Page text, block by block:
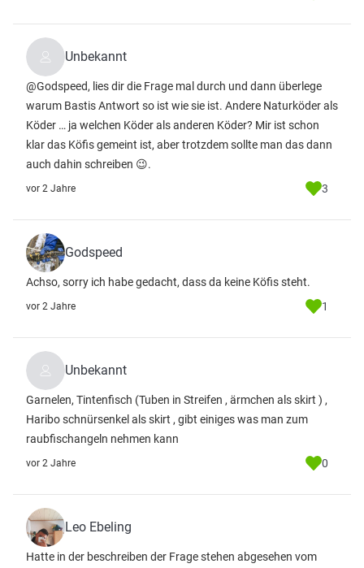
Unbekannt
@Godspeed, lies dir die Frage mal durch und dann überlege
warum Bastis Antwort so ist wie sie ist. Andere Naturköder als
Köder … ja welchen Köder als anderen Köder? Mir ist schon
klar das Köfis gemeint ist, aber trotzdem sollte man das dann
auch dahin schreiben 😉.
vor 2 Jahre 3
Godspeed
Achso, sorry ich habe gedacht, dass da keine Köfis steht.
vor 2 Jahre 1
Unbekannt
Garnelen, Tintenfisch (Tuben in Streifen , ärmchen als skirt ) ,
Haribo schnürsenkel als skirt , gibt einiges was man zum
raubfischangeln nehmen kann
vor 2 Jahre 0
Leo Ebeling
Hatte in der beschreiben der Frage stehen abgesehen vom